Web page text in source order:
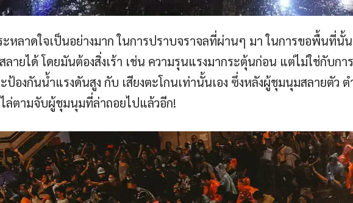
หลาดใจเป็นอย่างมาก ในการปราบจราจลที่ผ่านๆ มา ในการขอพื้นที่นั้
ลายได้ โดยมันต้องสิ่งเร้า เช่น ความรุนแรงมากระตุ้นก่อน แต่ไม่ใช่กับ
ป้องกันน้ำแรงดันสูง กับ เสียงตะโกนเท่านั้นเอง ซึ่งหลังผู้ชุมนุมสลายตั
ล่ตามจับผู้ชุมนุมที่ล่าถอยไปแล้วอีก!